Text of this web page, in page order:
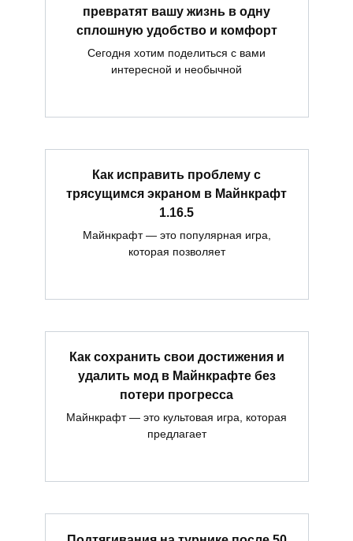
превратят вашу жизнь в одну
сплошную удобство и комфорт
Сегодня хотим поделиться с вами
интересной и необычной
Как исправить проблему с
трясущимся экраном в Майнкрафт
1.16.5
Майнкрафт — это популярная игра,
которая позволяет
Как сохранить свои достижения и
удалить мод в Майнкрафте без
потери прогресса
Майнкрафт — это культовая игра, которая
предлагает